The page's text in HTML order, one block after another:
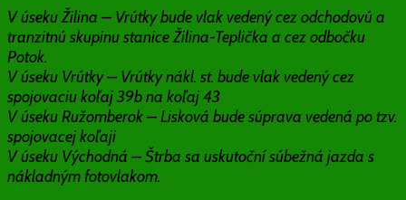
V úseku Žilina – Vrútky bude vlak vedený cez odchodovú a
tranzitnú skupinu stanice Žilina-Teplička a cez odbočku
Potok.
V úseku Vrútky – Vrútky nákl. st. bude vlak vedený cez
spojovaciu koľaj 39b na koľaj 43
V úseku Ružomberok – Lisková bude súprava vedená po tzv.
spojovacej koľaji
V úseku Východná – Štrba sa uskutoční súbežná jazda s
nákladným fotovlakom.